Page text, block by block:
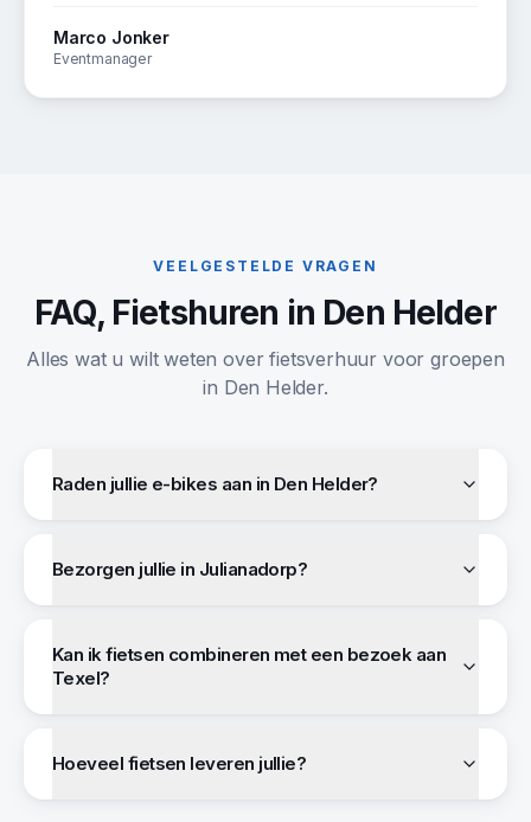
Marco Jonker
Eventmanager
VEELGESTELDE VRAGEN
FAQ, Fietshuren in Den Helder
Alles wat u wilt weten over fietsverhuur voor groepen
in Den Helder.
Raden jullie e-bikes aan in Den Helder?
Bezorgen jullie in Julianadorp?
Kan ik fietsen combineren met een bezoek aan
Texel?
Hoeveel fietsen leveren jullie?